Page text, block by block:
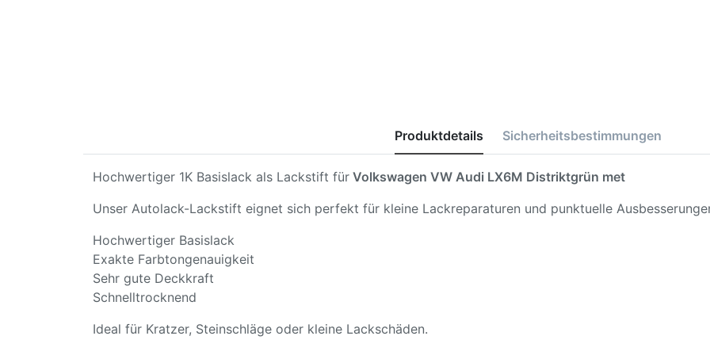
Produktdetails Sicherheitsbestimmungen
Hochwertiger 1K Basislack als Lackstift für Volkswagen VW Audi LX6M Distriktgrün met
Unser Autolack-Lackstift eignet sich perfekt für kleine Lackreparaturen und punktuelle
Hochwertiger Basislack
Exakte Farbtongenauigkeit
Sehr gute Deckkraft
Schnelltrocknend
Ideal für Kratzer, Steinschläge oder kleine Lackschäden.